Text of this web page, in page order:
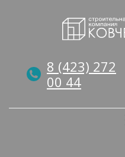
8 (423) 272
00 44